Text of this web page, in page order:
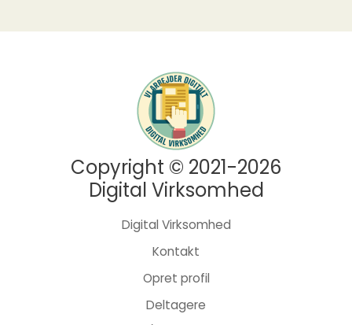
Copyright © 2021-2026
Digital Virksomhed
Digital Virksomhed
Kontakt
Opret profil
Deltagere